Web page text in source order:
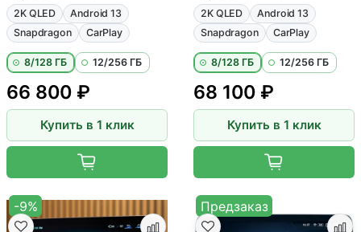
2K QLED
Android 13
Snapdragon
CarPlay
8/128 ГБ 12/256 ГБ
66 800 ₽
Купить в 1 клик
2K QLED
Android 13
Snapdragon
CarPlay
8/128 ГБ 12/256 ГБ
68 100 ₽
Купить в 1 клик
-9% Предзаказ